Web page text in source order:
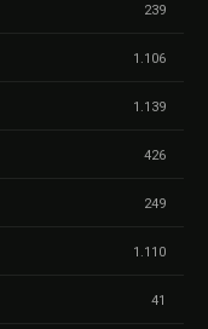
239
1.106
1.139
426
249
1.110
41